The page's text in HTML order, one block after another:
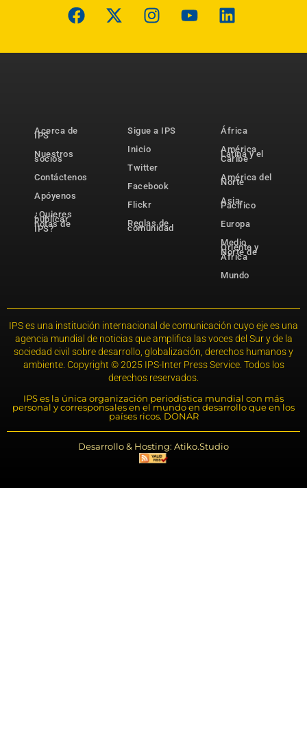
Acerca de
IPS
Nuestros
socios
Contáctenos
Apóyenos
¿Quieres
publicar
notas de
IPS?
Sigue a IPS
Inicio
Twitter
Facebook
Flickr
Reglas de
comunidad
África
América
Latina y el
Caribe
América del
Norte
Asia-
Pacífico
Europa
Medio
Oriente y
Norte de
África
Mundo
IPS es una institución internacional de comunicación cuyo eje es una
agencia mundial de noticias que amplifica las voces del Sur y de la
sociedad civil sobre desarrollo, globalización, derechos humanos y
ambiente. Copyright © 2025 IPS-Inter Press Service. Todos los
derechos reservados.
IPS es la única organización periodística mundial con más
personal y corresponsales en el mundo en desarrollo que en los
países ricos. DONAR
Desarrollo & Hosting: Atiko.Studio